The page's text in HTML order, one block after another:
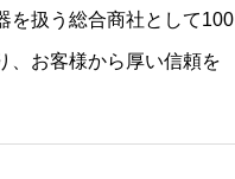
を扱う総合商社として100
、お客様から厚い信頼を